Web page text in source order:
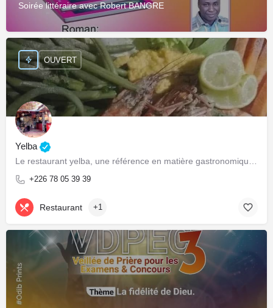
Soirée littéraire avec Robert BANGRE
Yelba
+226 78 05 39 39
OUVERT
Restaurant +1